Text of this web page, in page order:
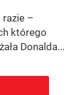
razie –
którego
Donalda...